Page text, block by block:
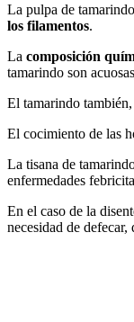
La pulpa de
los filamentos.
La composición
tamarindo son
El tamarindo
El cocimiento de las
La tisana de
enfermedades
En el caso de la
necesidad de